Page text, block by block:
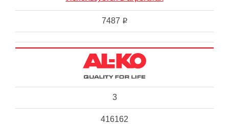
7487 i
3
416162